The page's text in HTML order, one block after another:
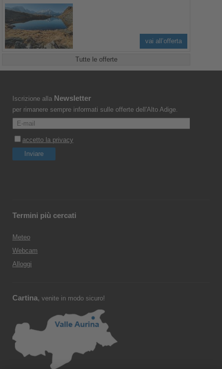
vai all’offerta
Tutte le offerte
Iscrizione alla Newsletter
per rimanere sempre informati sulle offerte dell'Alto Adige.
Termini più cercati
Meteo
Webcam
Alloggi
Cartina, venite in modo sicuro!